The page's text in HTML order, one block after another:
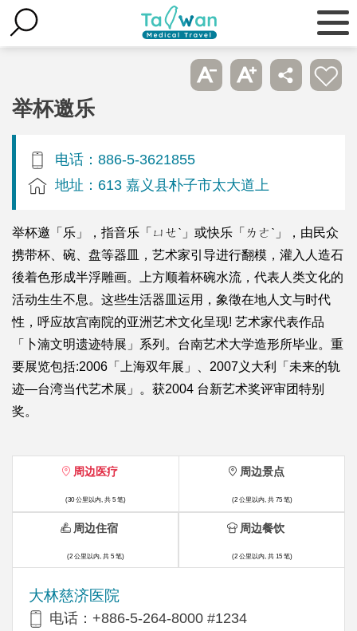
举杯邀乐
电话：886-5-3621855
地址：613 嘉义县朴子市太大道上
举杯邀「乐」，指音乐「ㄩㄝˋ」或快乐「ㄌㄜˋ」，由民众
携带杯、碗、盘等器皿，艺术家引导进行翻模，灌入人造石
後着色形成半浮雕画。上方顺着杯碗水流，代表人类文化的
活动生生不息。这些生活器皿运用，象徵在地人文与时代
性，呼应故宫南院的亚洲艺术文化呈现! 艺术家代表作品
「卜湳文明遗迹特展」系列。台南艺术大学造形所毕业。重
要展览包括:2006「上海双年展」、2007义大利「未来的轨
迹—台湾当代艺术展」。获2004 台新艺术奖评审团特别
奖。
周边医疗
(30 公里以内, 共 5 笔)
大林慈济医院
电话：+886-5-264-8000 #1234
周边景点
(2 公里以内, 共 75 笔)
周边住宿
(2 公里以内, 共 5 笔)
周边餐饮
(2 公里以内, 共 15 笔)